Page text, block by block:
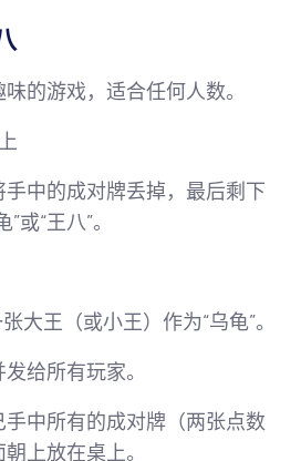
的游戏，适合任何人数。
手中的成对牌丢掉，最后剩下
或“王八”。
大王（或小王）作为“乌龟”。
给所有玩家。
中所有的成对牌（两张点数
上放在桌上。